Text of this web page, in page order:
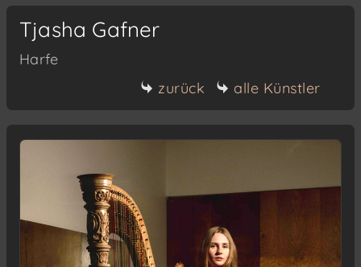
Tjasha Gafner
Harfe
zurück
alle Künstler